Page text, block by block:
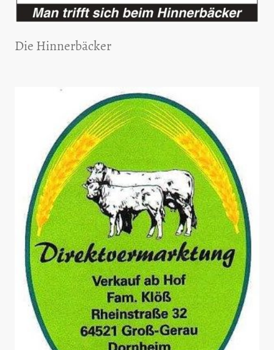
Die Hinnerbäcker